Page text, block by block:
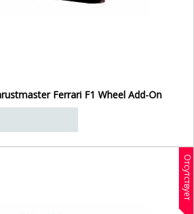
Ferrari F1 Wheel Add-On
Отсутствует